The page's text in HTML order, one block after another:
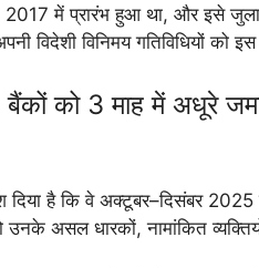
में प्रारंभ हुआ था, और इसे
विदेशी विनिमय गतिविधियों को
बैंकों को 3 माह में अधूरे
दिया है कि वे अक्टूबर–दिसंबर
उनके असल धारकों, नामांकित